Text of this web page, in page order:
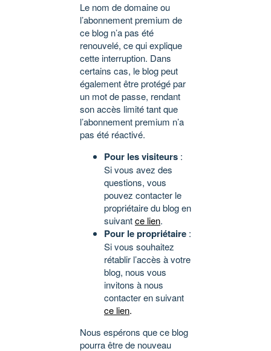
Le nom de domaine ou
l’abonnement premium de
ce blog n’a pas été
renouvelé, ce qui explique
cette interruption. Dans
certains cas, le blog peut
également être protégé par
un mot de passe, rendant
son accès limité tant que
l’abonnement premium n’a
pas été réactivé.
Pour les visiteurs :
Si vous avez des
questions, vous
pouvez contacter le
propriétaire du blog en
suivantce lien.
Pour le propriétaire :
Si vous souhaitez
rétablir l’accès à votre
blog, nous vous
invitons à nous
contacter en suivant
ce lien.
Nous espérons que ce blog
pourra être de nouveau